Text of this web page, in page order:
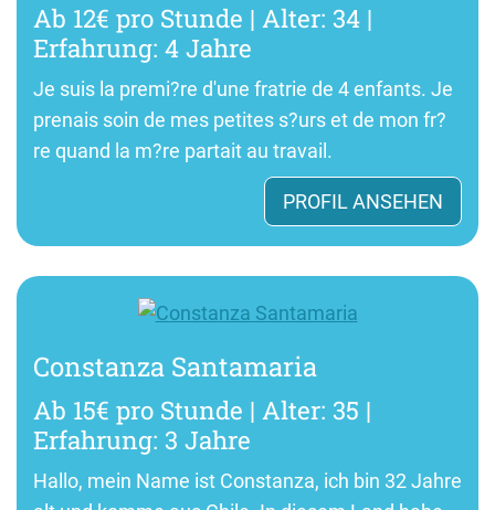
Ab 12€ pro Stunde | Alter: 34 |
Erfahrung: 4 Jahre
Je suis la premi?re d'une fratrie de 4 enfants. Je
prenais soin de mes petites s?urs et de mon fr?
re quand la m?re partait au travail.
PROFIL ANSEHEN
Constanza Santamaria
Ab 15€ pro Stunde | Alter: 35 |
Erfahrung: 3 Jahre
Hallo, mein Name ist Constanza, ich bin 32 Jahre